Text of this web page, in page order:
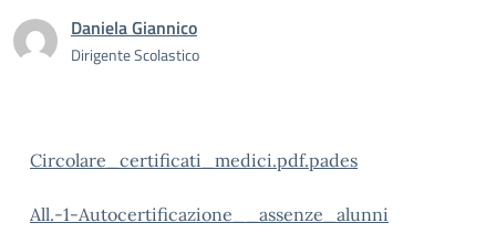
Daniela Giannico
Dirigente Scolastico
Circolare_certificati_medici.pdf.pades
All.-1-Autocertificazione__assenze_alunni